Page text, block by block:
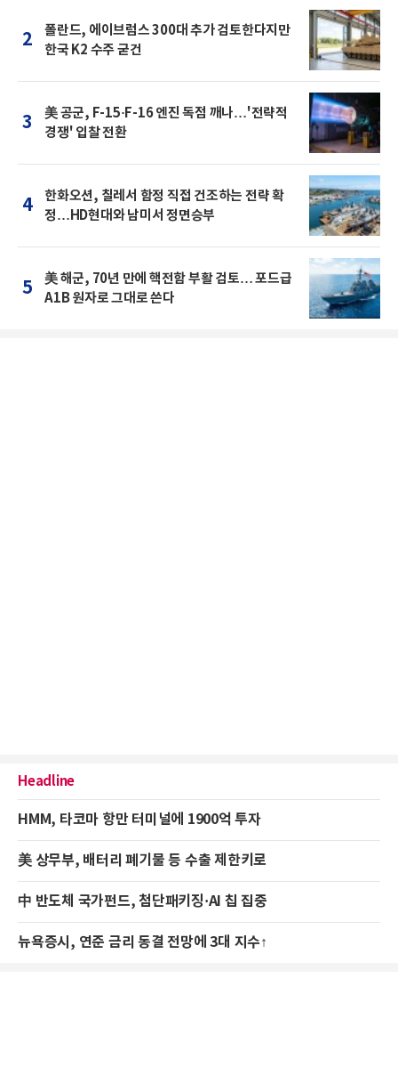
2
폴란드, 에이브럼스 300대 추가 검토한다지만
한국 K2 수주 굳건
3
美 공군, F-15·F-16 엔진 독점 깨나…'전략적
경쟁' 입찰 전환
4
한화오션, 칠레서 함정 직접 건조하는 전략 확
정…HD현대와 남미서 정면승부
5
美 해군, 70년 만에 핵전함 부활 검토… 포드급
A1B 원자로 그대로 쓴다
Headline
HMM, 타코마 항만 터미널에 1900억 투자
美 상무부, 배터리 폐기물 등 수출 제한키로
中 반도체 국가펀드, 첨단패키징·AI 칩 집중
뉴욕증시, 연준 금리 동결 전망에 3대 지수↑